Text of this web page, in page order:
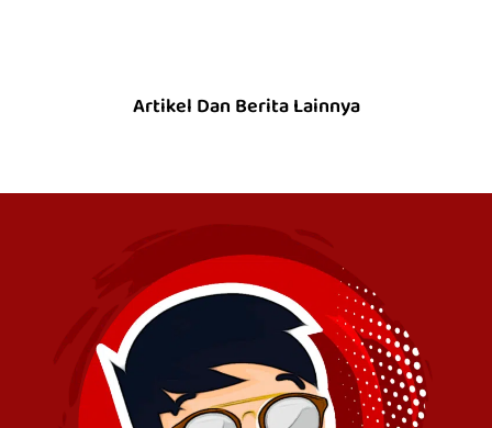
Artikel Dan Berita Lainnya